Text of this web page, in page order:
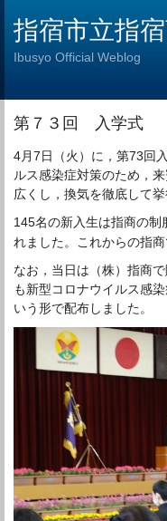
指宿市立指
Ibusyo Official Weblog
第７３回 入学式
4月7日（火）に，第73回
ルス感染症対策のため，
広くし，換気を徹底して挙
145名の新入生は指商の制
れました。これからの指
なお，当日は（株）指商
も新型コロナウイルス感
いう形で配布しました。